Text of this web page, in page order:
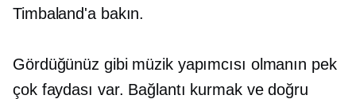
Timbaland'a bakın.
Gördüğünüz gibi müzik yapımcısı olmanın pek
çok faydası var. Bağlantı kurmak ve doğru